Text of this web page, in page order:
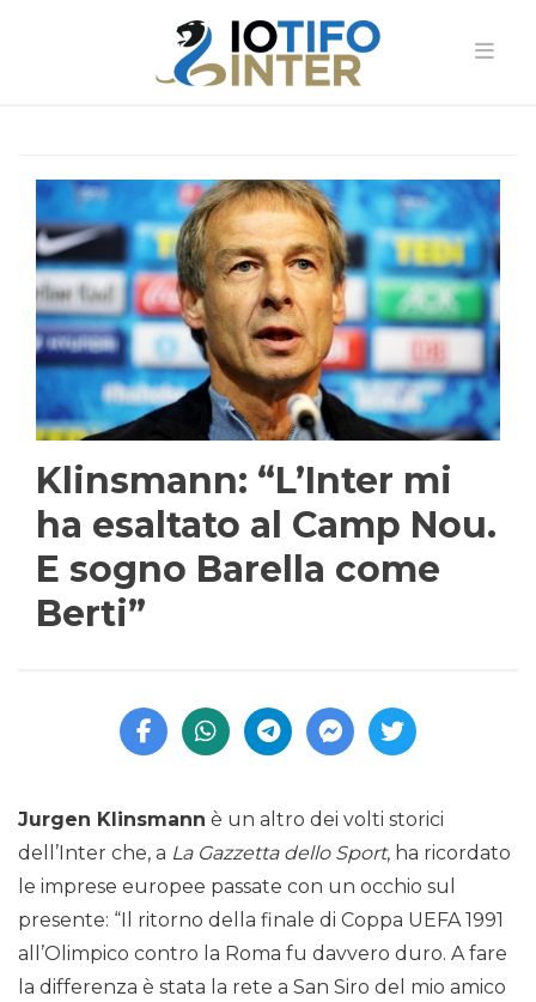
Klinsmann: “L’Inter mi
ha esaltato al Camp Nou.
E sogno Barella come
Berti”
Jurgen Klinsmann è un altro dei volti storici
dell’Inter che, a La Gazzetta dello Sport, ha ricordato
le imprese europee passate con un occhio sul
presente: “Il ritorno della finale di Coppa UEFA 1991
all’Olimpico contro la Roma fu davvero duro. A fare
la differenza è stata la rete a San Siro del mio amico